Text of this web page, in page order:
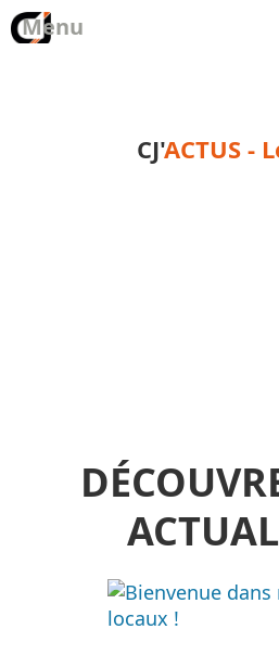
CJ'ACTUS -
Menu